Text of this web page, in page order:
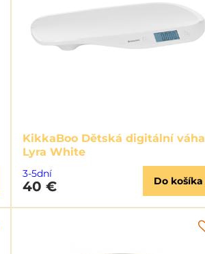
KikkaBoo Dětská digitální váha
Lyra White
3-5dní
40 € Do košíka